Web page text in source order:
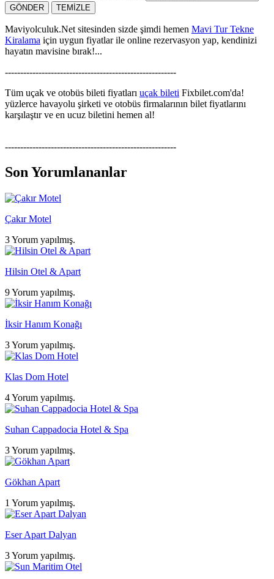
Maviyolculuk.Net sitesinden sizde şimdi hemen Mavi Tur Tekne
Kiralama için uygun fiyatlar ile online rezervasyon yap, kendinizi
hayatın mavisine bırak!...
--------------------------------------------------------
Tüm uçak ve otobüs bileti fiyatları uçak bileti Fixbilet.com'da!
yüzlerce havayolu şirketi ve otobüs firmalarının bilet fiyatlarını
karşılaştır ve en ucuz biletini hemen al!
--------------------------------------------------------
Son Yorumlananlar
Çakır Motel
3 Yorum yapılmış.
Hilsin Otel & Apart
9 Yorum yapılmış.
İksir Hanım Konağı
3 Yorum yapılmış.
Klas Dom Hotel
4 Yorum yapılmış.
Suhan Cappadocia Hotel & Spa
3 Yorum yapılmış.
Gökhan Apart
1 Yorum yapılmış.
Eser Apart Dalyan
3 Yorum yapılmış.